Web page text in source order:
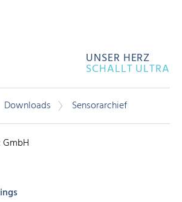
UNSER HERZ
SCHALLT ULTRA
Downloads Sensorarchief